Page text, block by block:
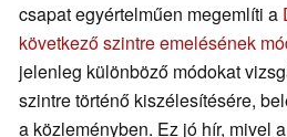
csapat egyértelműen megemlíti a
következő szintre emelésének
jelenleg különböző módokat
szintre történő kiszélesítésére,
a közleményben. Ez jó hír, mivel